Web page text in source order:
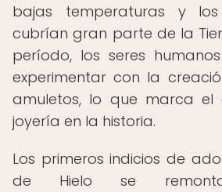
bajas temperaturas y
cubrían gran parte de la
período, los seres
experimentar con la
amuletos, lo que marca el
joyería en la historia.
Los primeros indicios de
de Hielo se